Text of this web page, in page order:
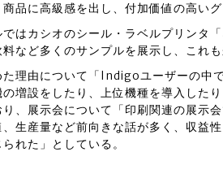
品に高級感を出し、付加価値の高い
はカシオのシール・ラベルプリンタ
など多くのサンプルを展示し、これも
理由について「Indigoユーザーの中
増設をしたり、上位機種を導入した
、展示会について「印刷関連の展示
、生産量など前向きな話が多く、収益
れた」としている。